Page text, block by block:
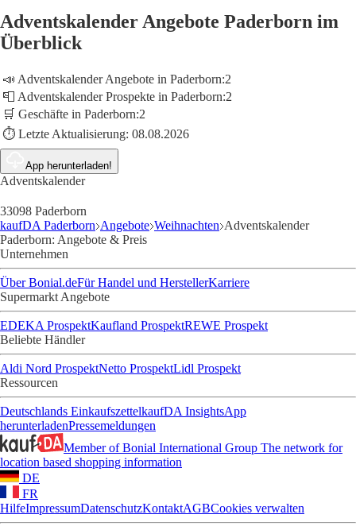
Adventskalender Angebote Paderborn im
Überblick
📣 Adventskalender Angebote in Paderborn:2
📮 Adventskalender Prospekte in Paderborn:2
🛒 Geschäfte in Paderborn:2
⏱️ Letzte Aktualisierung: 08.08.2026
App herunterladen!
Adventskalender
33098 Paderborn
kaufDA Paderborn Angebote Weihnachten Adventskalender
Paderborn: Angebote & Preis
Unternehmen
Über Bonial.deFür Handel und HerstellerKarriere
Supermarkt Angebote
EDEKA ProspektKaufland ProspektREWE Prospekt
Beliebte Händler
Aldi Nord ProspektNetto ProspektLidl Prospekt
Ressourcen
Deutschlands EinkaufszettelkaufDA InsightsApp
herunterladenPressemeldungen
Member of Bonial International Group The network for
location based shopping information
DE
FR
HilfeImpressumDatenschutzKontaktAGBCookies verwalten